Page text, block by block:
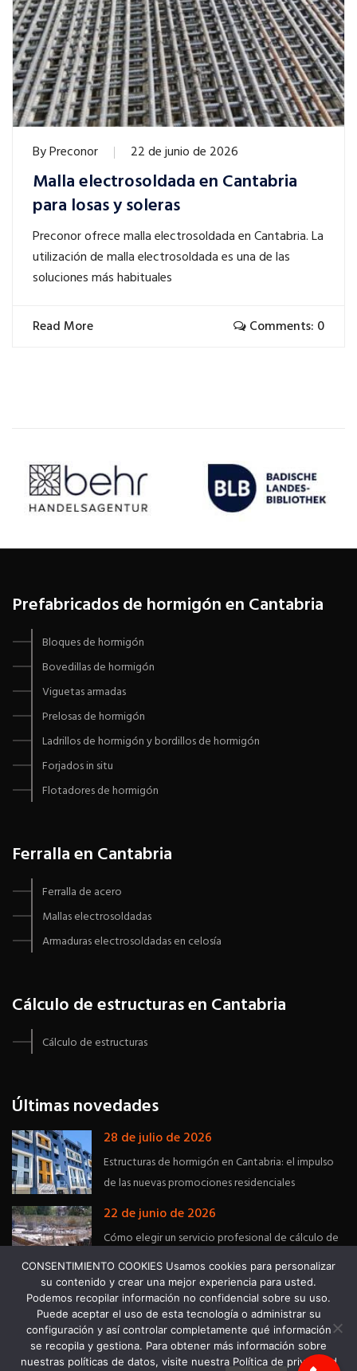
ByPreconor 22 de junio de 2026
Malla electrosoldada en Cantabria
para losas y soleras
Preconor ofrece malla electrosoldada en Cantabria. La
utilización de malla electrosoldada es una de las
soluciones más habituales
Read More Comments: 0
Prefabricados de hormigón en Cantabria
Bloques de hormigón
Bovedillas de hormigón
Viguetas armadas
Prelosas de hormigón
Ladrillos de hormigón y bordillos de hormigón
Forjados in situ
Flotadores de hormigón
Ferralla en Cantabria
Ferralla de acero
Mallas electrosoldadas
Armaduras electrosoldadas en celosía
Cálculo de estructuras en Cantabria
Cálculo de estructuras
Últimas novedades
28 de julio de 2026
Estructuras de hormigón en Cantabria: el impulso
de las nuevas promociones residenciales
22 de junio de 2026
Cómo elegir un servicio profesional de cálculo de
estructuras en Asturias
PRECONOR © Copyrights - Sitio web diseñado por
CONSENTIMIENTO COOKIES Usamos cookies para personalizar
su contenido y crear una mejor experiencia para usted.
Podemos recopilar información no confidencial sobre su uso.
Puede aceptar el uso de esta tecnología o administrar su
configuración y así controlar completamente qué información
se recopila y gestiona. Para obtener más información sobre
nuestras políticas de datos, visite nuestra Política de privacidad